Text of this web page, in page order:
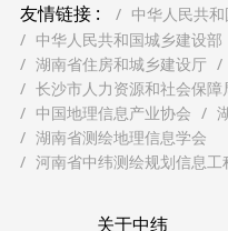
友情链接 :
中华人民共
中华人民共和国城乡建设部
湖南省住房和城乡建设厅
长沙市人力资源和社会保障
中国地理信息产业协会
湖南省测绘地理信息学会
河南省中纬测绘规划信息工
关于中纬